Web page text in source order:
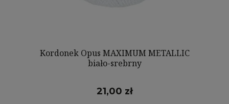
Kordonek Opus MAXIMUM METALLIC
biało-srebrny
21,00 zł